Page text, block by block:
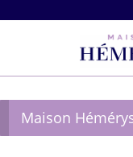
Maison